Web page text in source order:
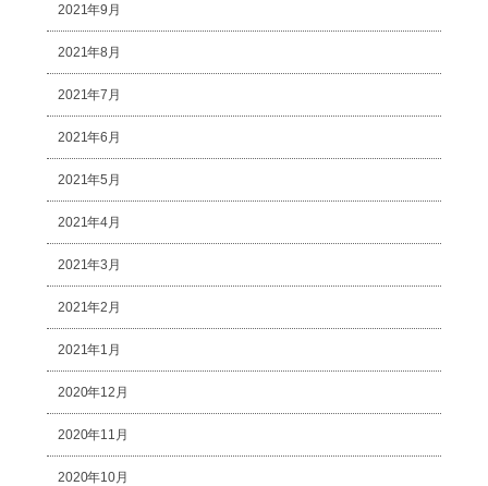
2021年9月
2021年8月
2021年7月
2021年6月
2021年5月
2021年4月
2021年3月
2021年2月
2021年1月
2020年12月
2020年11月
2020年10月